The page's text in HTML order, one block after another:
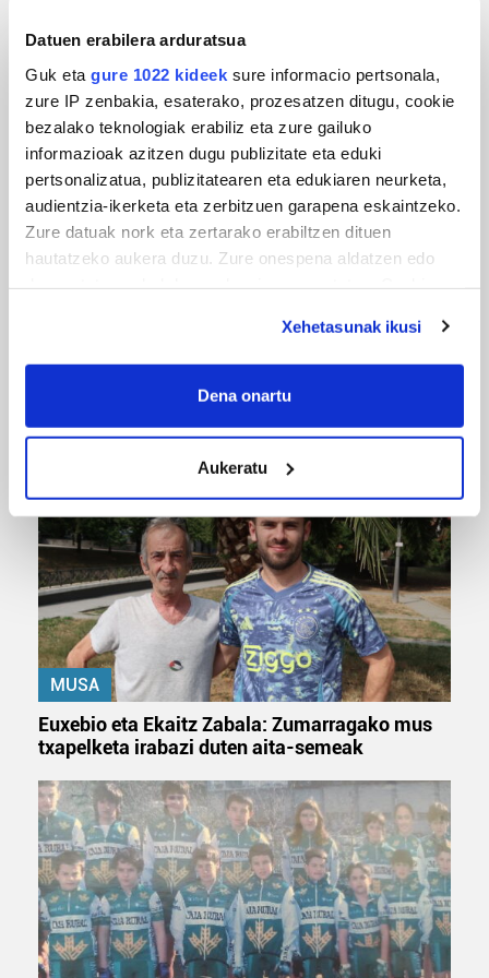
Datuen erabilera arduratsua
Guk eta gure 1022 kideek sure informacio pertsonala,
zure IP zenbakia, esaterako, prozesatzen ditugu, cookie
bezalako teknologiak erabiliz eta zure gailuko
informazioak azitzen dugu publizitate eta eduki
pertsonalizatua, publizitatearen eta edukiaren neurketa,
audientzia-ikerketa eta zerbitzuen garapena eskaintzeko.
Zure datuak nork eta zertarako erabiltzen dituen
hautatzeko aukera duzu. Zure onespena aldatzen edo
If you allow, we would also like to:
Collect information about your geographical
meters
Identify your device by actively scanning it for
specific characteristics (fingerprinting)
Find out more about how your personal data is processed
and set your preferences in thedetails section.
Guk eta gure bazkideek zure datu pertsonalak
prozesatzen ditugu, zure IP zenbakia, besteak beste,
teknologia erabiliz, cookieak adibidez, iragarki eta eduki
pertsonalizatuak eskaintzeko, iragarkiak eta edukia
produktuak garatzeko. Zure datuak nork eta zertarako
erabiltzen dituen hauta dezakezu.
Bazkide batzuek ez dizute baimenik eskatzen, eta beren
interes komertzial legitimoetan babesten dira. Ikusi gure
bazkideen zerrenda, beren ustez zein helburutarako
duten interes legitimoa eta horren aurka nola egin
dezakezun ikusteko.
Lortu zure datu pertsonalak prozesatzeko moduari
Xehetasunak ikusi
Dena onartu
Aukeratu
URBIAKO FESTA
Urbiako zelaiak erromeria leku
MUSIKA
Odik berria ezagutzeko aukera 'KimiK' eta
'Amaaaa!' abestiekin
MUSA
Euxebio eta Ekaitz Zabala: Zumarragako mus
txapelketa irabazi duten aita-semeak